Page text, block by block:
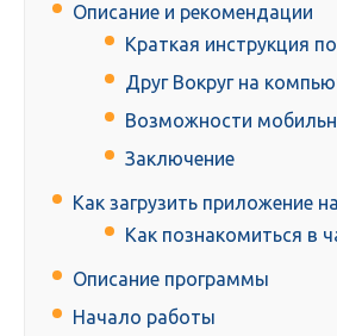
Описание и рекомендации
Краткая инструкция
Друг Вокруг на
Возможности
Заключение
Как загрузить приложение
Как познакомиться в
Описание программы
Начало работы